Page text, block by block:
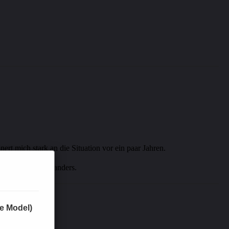
mich stark an die Situation vor ein paar Jahren.
nach woanders.
Model)